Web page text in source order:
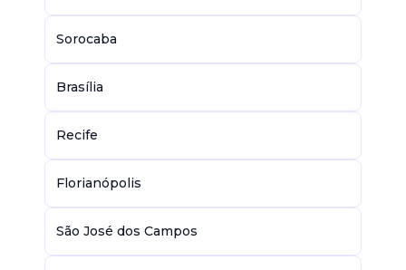
Sorocaba
Brasília
Recife
Florianópolis
São José dos Campos